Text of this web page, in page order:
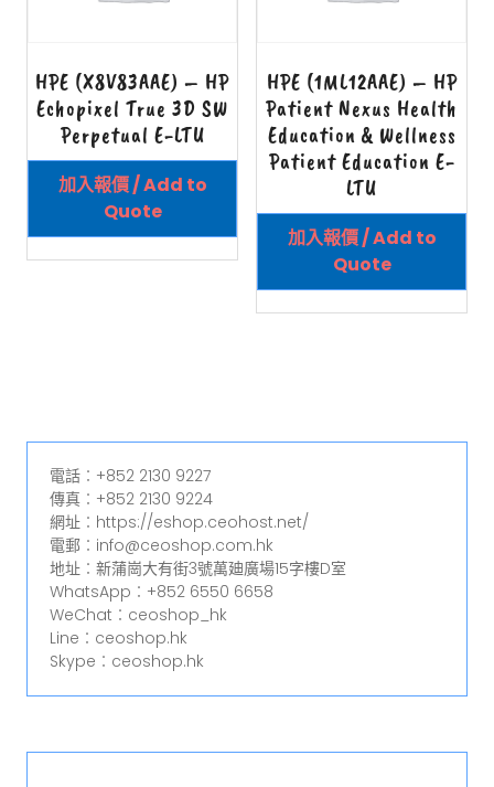
HPE (X8V83AAE) – HP
Echopixel True 3D SW
Perpetual E-LTU
加入報價 / Add to
Quote
HPE (1ML12AAE) – HP
Patient Nexus Health
Education & Wellness
Patient Education E-
LTU
加入報價 / Add to
Quote
電話︰+852 2130 9227
傳真︰+852 2130 9224
網址︰https://eshop.ceohost.net/
電郵︰info@ceoshop.com.hk
地址︰新蒲崗大有街3號萬廸廣場15字樓D室
WhatsApp︰+852 6550 6658
WeChat︰ceoshop_hk
Line︰ceoshop.hk
Skype︰ceoshop.hk